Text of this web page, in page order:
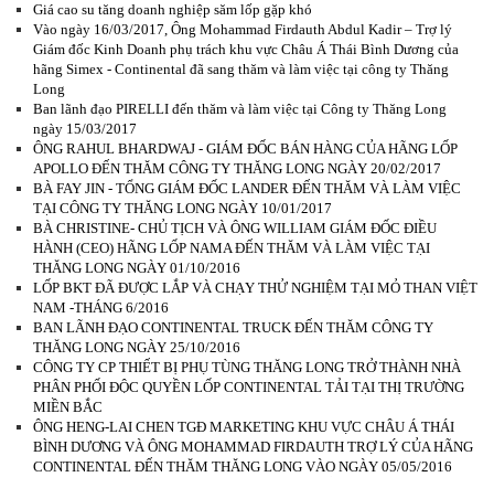
Giá cao su tăng doanh nghiệp săm lốp gặp khó
Vào ngày 16/03/2017, Ông Mohammad Firdauth Abdul Kadir – Trợ lý
Giám đốc Kinh Doanh phụ trách khu vực Châu Á Thái Bình Dương của
hãng Simex - Continental đã sang thăm và làm việc tại công ty Thăng
Long
Ban lãnh đạo PIRELLI đến thăm và làm việc tại Công ty Thăng Long
ngày 15/03/2017
ÔNG RAHUL BHARDWAJ - GIÁM ĐỐC BÁN HÀNG CỦA HÃNG LỐP
APOLLO ĐẾN THĂM CÔNG TY THĂNG LONG NGÀY 20/02/2017
BÀ FAY JIN - TỔNG GIÁM ĐỐC LANDER ĐẾN THĂM VÀ LÀM VIỆC
TẠI CÔNG TY THĂNG LONG NGÀY 10/01/2017
BÀ CHRISTINE- CHỦ TỊCH VÀ ÔNG WILLIAM GIÁM ĐỐC ĐIỀU
HÀNH (CEO) HÃNG LỐP NAMA ĐẾN THĂM VÀ LÀM VIỆC TẠI
THĂNG LONG NGÀY 01/10/2016
LỐP BKT ĐÃ ĐƯỢC LẮP VÀ CHẠY THỬ NGHIỆM TẠI MỎ THAN VIỆT
NAM -THÁNG 6/2016
BAN LÃNH ĐẠO CONTINENTAL TRUCK ĐẾN THĂM CÔNG TY
THĂNG LONG NGÀY 25/10/2016
CÔNG TY CP THIẾT BỊ PHỤ TÙNG THĂNG LONG TRỞ THÀNH NHÀ
PHÂN PHỐI ĐỘC QUYỀN LỐP CONTINENTAL TẢI TẠI THỊ TRƯỜNG
MIỀN BẮC
ÔNG HENG-LAI CHEN TGĐ MARKETING KHU VỰC CHÂU Á THÁI
BÌNH DƯƠNG VÀ ÔNG MOHAMMAD FIRDAUTH TRỢ LÝ CỦA HÃNG
CONTINENTAL ĐẾN THĂM THĂNG LONG VÀO NGÀY 05/05/2016